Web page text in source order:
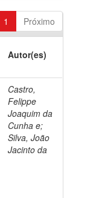
1 Próximo
Autor(es)
Castro,
Felippe
Joaquim da
Cunha e;
Silva, João
Jacinto da